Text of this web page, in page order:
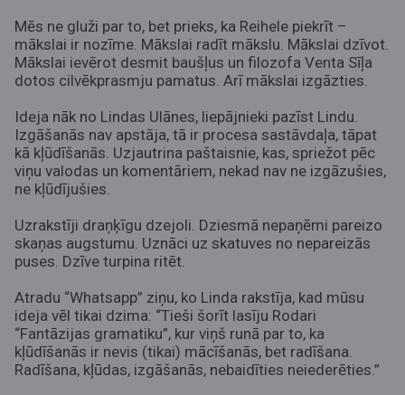
Mēs ne gluži par to, bet prieks, ka Reihele piekrīt –
mākslai ir nozīme. Mākslai radīt mākslu. Mākslai dzīvot.
Mākslai ievērot desmit baušļus un filozofa Venta Sīļa
dotos cilvēkprasmju pamatus. Arī mākslai izgāzties.
Ideja nāk no Lindas Ulānes, liepājnieki pazīst Lindu.
Izgāšanās nav apstāja, tā ir procesa sastāvdaļa, tāpat
kā kļūdīšanās. Uzjautrina paštaisnie, kas, spriežot pēc
viņu valodas un komentāriem, nekad nav ne izgāzušies,
ne kļūdījušies.
Uzrakstīji draņķīgu dzejoli. Dziesmā nepaņēmi pareizo
skaņas augstumu. Uznāci uz skatuves no nepareizās
puses. Dzīve turpina ritēt.
Atradu “Whatsapp” ziņu, ko Linda rakstīja, kad mūsu
ideja vēl tikai dzima: “Tieši šorīt lasīju Rodari
“Fantāzijas gramatiku”, kur viņš runā par to, ka
kļūdīšanās ir nevis (tikai) mācīšanās, bet radīšana.
Radīšana, kļūdas, izgāšanās, nebaidīties neiederēties.”